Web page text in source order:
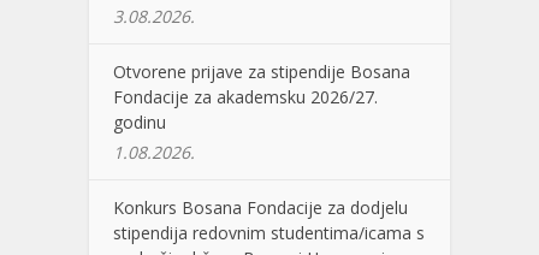
3.08.2026.
Otvorene prijave za stipendije Bosana
Fondacije za akademsku 2026/27.
godinu
1.08.2026.
Konkurs Bosana Fondacije za dodjelu
stipendija redovnim studentima/icama s